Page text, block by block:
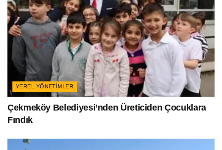
YEREL YÖNETIMLER
Çekmeköy Belediyesi’nden Üreticiden Çocuklara
Fındık